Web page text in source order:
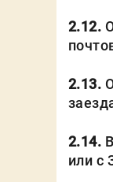
2.12.
2.13.
2.14.
или с